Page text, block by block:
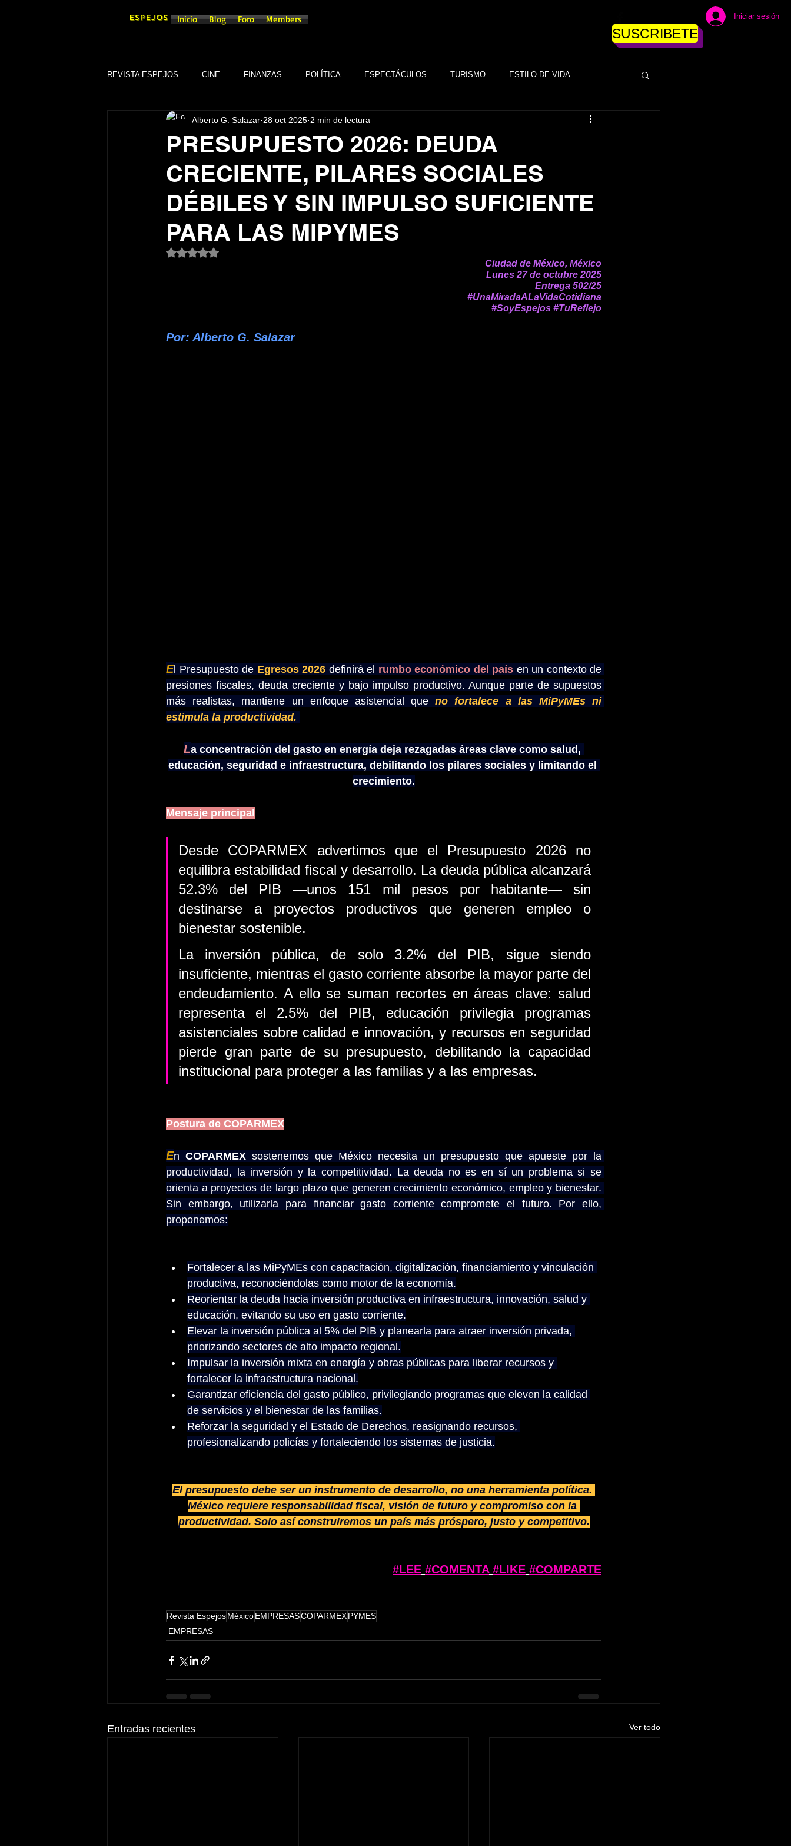
ESPEJOS Inicio Blog Foro Members
SUSCRIBETE
Iniciar sesión
REVISTA ESPEJOS CINE FINANZAS POLÍTICA ESPECTÁCULOS TURISMO ESTILO DE VIDA
DEPORTES SOCIEDAD TECNOLOGÍA TABASCO
SINDICATOS FSTSE CINE ESPECTÁCULOS ALTRUISMO EMPRESAS
PRESUPUESTO 2026: DEUDA
CRECIENTE, PILARES SOCIALES
DÉBILES Y SIN IMPULSO SUFICIENTE
PARA LAS MIPYMES
Alberto G. Salazar 28 oct 2025 2 min de lectura
Obtuvo NaN de 5 estrellas.
Ciudad de México, México
Lunes 27 de octubre 2025
Entrega 502/25
#UnaMiradaALaVidaCotidiana
#SoyEspejos #TuReflejo
Por: Alberto G. Salazar
E l Presupuesto de Egresos 2026 definirá el rumbo económico del país en un contexto de
presiones fiscales, deuda creciente y bajo impulso productivo. Aunque parte de supuestos
más realistas, mantiene un enfoque asistencial que no fortalece a las MiPyMEs ni
estimula la productividad.
La concentración del gasto en energía deja rezagadas áreas clave como salud,
educación, seguridad e infraestructura, debilitando los pilares sociales y limitando el
crecimiento.
Mensaje principal
Desde COPARMEX advertimos que el Presupuesto 2026 no
equilibra estabilidad fiscal y desarrollo. La deuda pública alcanzará
52.3% del PIB —unos 151 mil pesos por habitante— sin
destinarse a proyectos productivos que generen empleo o
bienestar sostenible.
La inversión pública, de solo 3.2% del PIB, sigue siendo
insuficiente, mientras el gasto corriente absorbe la mayor parte del
endeudamiento. A ello se suman recortes en áreas clave: salud
representa el 2.5% del PIB, educación privilegia programas
asistenciales sobre calidad e innovación, y recursos en seguridad
pierde gran parte de su presupuesto, debilitando la capacidad
institucional para proteger a las familias y a las empresas.
Postura de COPARMEX
En COPARMEX sostenemos que México necesita un presupuesto que apueste por la
productividad, la inversión y la competitividad. La deuda no es en sí un problema si se
orienta a proyectos de largo plazo que generen crecimiento económico, empleo y bienestar.
Sin embargo, utilizarla para financiar gasto corriente compromete el futuro. Por ello,
proponemos:
Fortalecer a las MiPyMEs con capacitación, digitalización, financiamiento y vinculación
productiva, reconociéndolas como motor de la economía.
Reorientar la deuda hacia inversión productiva en infraestructura, innovación, salud y
educación, evitando su uso en gasto corriente.
Elevar la inversión pública al 5% del PIB y planearla para atraer inversión privada,
priorizando sectores de alto impacto regional.
Impulsar la inversión mixta en energía y obras públicas para liberar recursos y
fortalecer la infraestructura nacional.
Garantizar eficiencia del gasto público, privilegiando programas que eleven la calidad
de servicios y el bienestar de las familias.
Reforzar la seguridad y el Estado de Derechos, reasignando recursos,
profesionalizando policías y fortaleciendo los sistemas de justicia.
El presupuesto debe ser un instrumento de desarrollo, no una herramienta política.
México requiere responsabilidad fiscal, visión de futuro y compromiso con la
productividad. Solo así construiremos un país más próspero, justo y competitivo.
#LEE #COMENTA #LIKE #COMPARTE
Revista EspejosMéxicoEMPRESASCOPARMEXPYMES
EMPRESAS
Entradas recientes Ver todo